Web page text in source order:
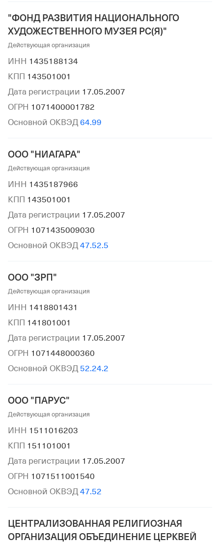
"ФОНД РАЗВИТИЯ НАЦИОНАЛЬНОГО
ХУДОЖЕСТВЕННОГО МУЗЕЯ РС(Я)"
Действующая организация
ИНН 1435188134
КПП 143501001
Дата регистрации 17.05.2007
ОГРН 1071400001782
Основной ОКВЭД 64.99
ООО "НИАГАРА"
Действующая организация
ИНН 1435187966
КПП 143501001
Дата регистрации 17.05.2007
ОГРН 1071435009030
Основной ОКВЭД 47.52.5
ООО "ЗРП"
Действующая организация
ИНН 1418801431
КПП 141801001
Дата регистрации 17.05.2007
ОГРН 1071448000360
Основной ОКВЭД 52.24.2
ООО "ПАРУС"
Действующая организация
ИНН 1511016203
КПП 151101001
Дата регистрации 17.05.2007
ОГРН 1071511001540
Основной ОКВЭД 47.52
ЦЕНТРАЛИЗОВАННАЯ РЕЛИГИОЗНАЯ
ОРГАНИЗАЦИЯ ОБЪЕДИНЕНИЕ ЦЕРКВЕЙ